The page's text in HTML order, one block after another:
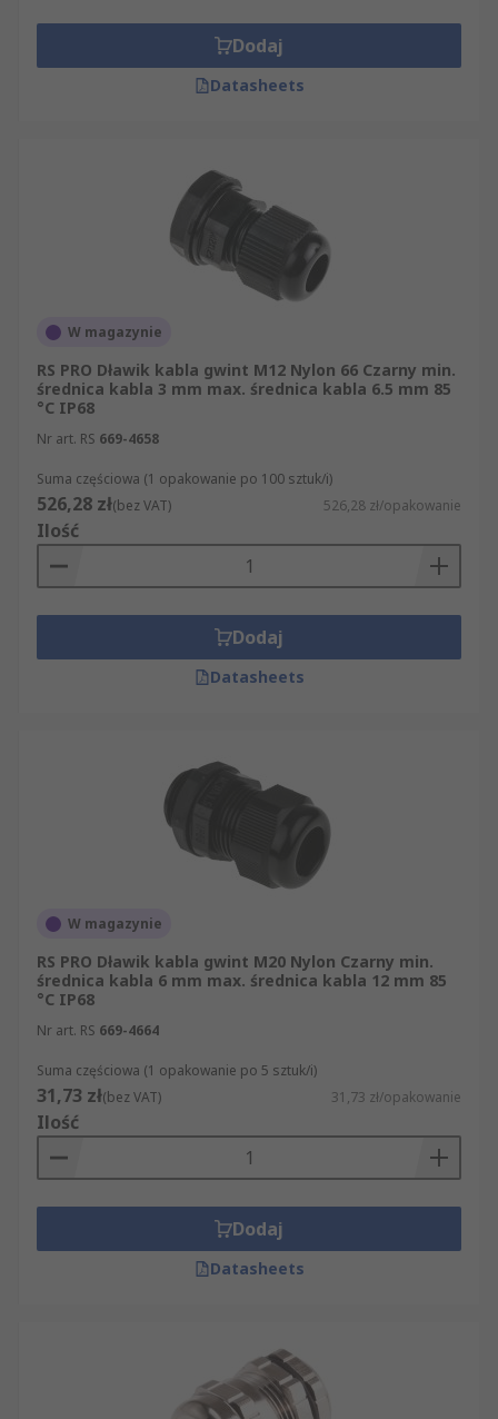
Dodaj
Datasheets
W magazynie
RS PRO Dławik kabla gwint M12 Nylon 66 Czarny min.
średnica kabla 3 mm max. średnica kabla 6.5 mm 85
°C IP68
Nr art. RS 669-4658
Suma częściowa (1 opakowanie po 100 sztuk/i)
526,28 zł(bez VAT) 526,28 zł/opakowanie
Ilość
Dodaj
Datasheets
W magazynie
RS PRO Dławik kabla gwint M20 Nylon Czarny min.
średnica kabla 6 mm max. średnica kabla 12 mm 85
°C IP68
Nr art. RS 669-4664
Suma częściowa (1 opakowanie po 5 sztuk/i)
31,73 zł(bez VAT) 31,73 zł/opakowanie
Ilość
Dodaj
Datasheets